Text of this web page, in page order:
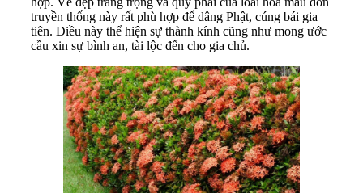
truyền thống này rất phù hợp để dâng Phật, cúng bái gia
tiên. Điều này thể hiện sự thành kính cũng như mong ước
cầu xin sự bình an, tài lộc đến cho gia chủ.